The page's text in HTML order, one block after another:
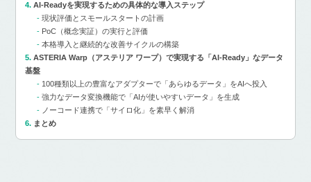
AI-Readyを実現するための具体的な導入ステップ
現状評価とスモールスタートの計画
PoC（概念実証）の実行と評価
本格導入と継続的な改善サイクルの構築
ASTERIA Warp（アステリア ワープ）で実現する「AI-Ready」なデータ
基盤
100種類以上の豊富なアダプターで「あらゆるデータ」をAIへ投入
強力なデータ変換機能で「AIが使いやすいデータ」を生成
ノーコード連携で「サイロ化」を素早く解消
まとめ